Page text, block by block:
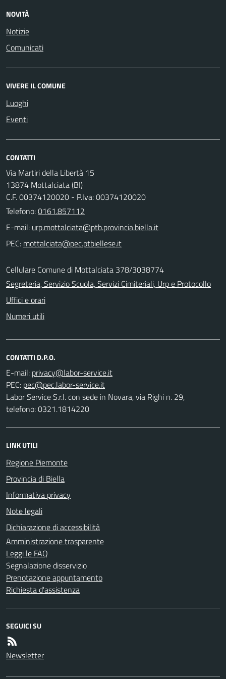
NOVITÀ
Notizie
Comunicati
VIVERE IL COMUNE
Luoghi
Eventi
CONTATTI
Via Martiri della Libertà 15
13874 Mottalciata (BI)
C.F. 00374120020 - P.Iva: 00374120020
Telefono:0161.857112
E-mail:
PEC:
Cellulare Comune di Mottalciata 378/3038774
Segreteria, Servizio Scuola, Servizi Cimiteriali, Urp e Protocollo
Uffici e orari
Numeri utili
CONTATTI D.P.O.
E-mail:
PEC:
Labor Service S.r.l. con sede in Novara, via Righi n. 29,
telefono: 0321.1814220
LINK UTILI
Regione Piemonte
Provincia di Biella
Informativa privacy
Note legali
Dichiarazione di accessibilità
Amministrazione trasparente
Leggi le FAQ
Segnalazione disservizio
Prenotazione appuntamento
Richiesta d'assistenza
SEGUICI SU
Newsletter